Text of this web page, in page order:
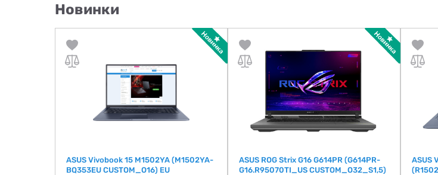
Новинки
ASUS Vivobook 15 M1502YA (M1502YA-
BQ353EU CUSTOM_O16) EU
ASUS ROG Strix G16 G614PR (G614PR-
G16.R95070TI_US CUSTOM_O32_S1,5)
ASUS